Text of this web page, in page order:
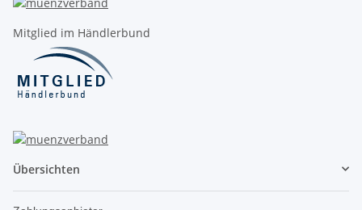
Mitglied im Händlerbund
Übersichten